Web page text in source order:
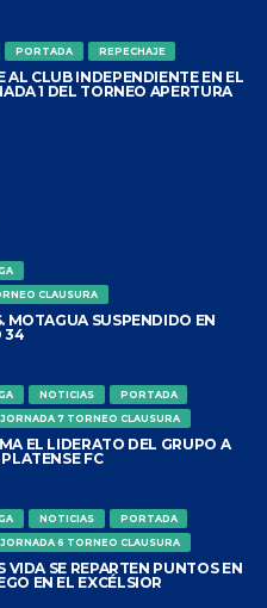
PORTADA REPECHAJE
AL CLUB INDEPENDIENTE EN EL
1 DEL TORNEO APERTURA
CLAUSURA
MOTAGUA SUSPENDIDO EN
34
NOTICIAS
PORTADA
7 TORNEO CLAUSURA
EL LIDERATO DEL GRUPO A
FC
NOTICIAS
PORTADA
6 TORNEO CLAUSURA
VIDA SE REPARTEN PUNTOS EN
EN EL EXCÉLSIOR